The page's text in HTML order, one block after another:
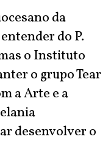
da
do P.
o Instituto
o grupo Tear
a Arte e a
desenvolver o